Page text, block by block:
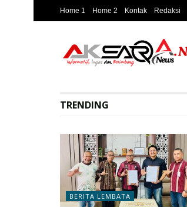
Home 1 Home 2 Kontak Redaksi
TRENDING
BERITA LEMBATA